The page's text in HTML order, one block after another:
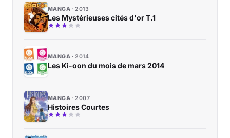
MANGA 2013
Les Mystérieuses cités d'or T.1
MANGA 2014
Les Ki-oon du mois de mars 2014
MANGA 2007
Histoires Courtes